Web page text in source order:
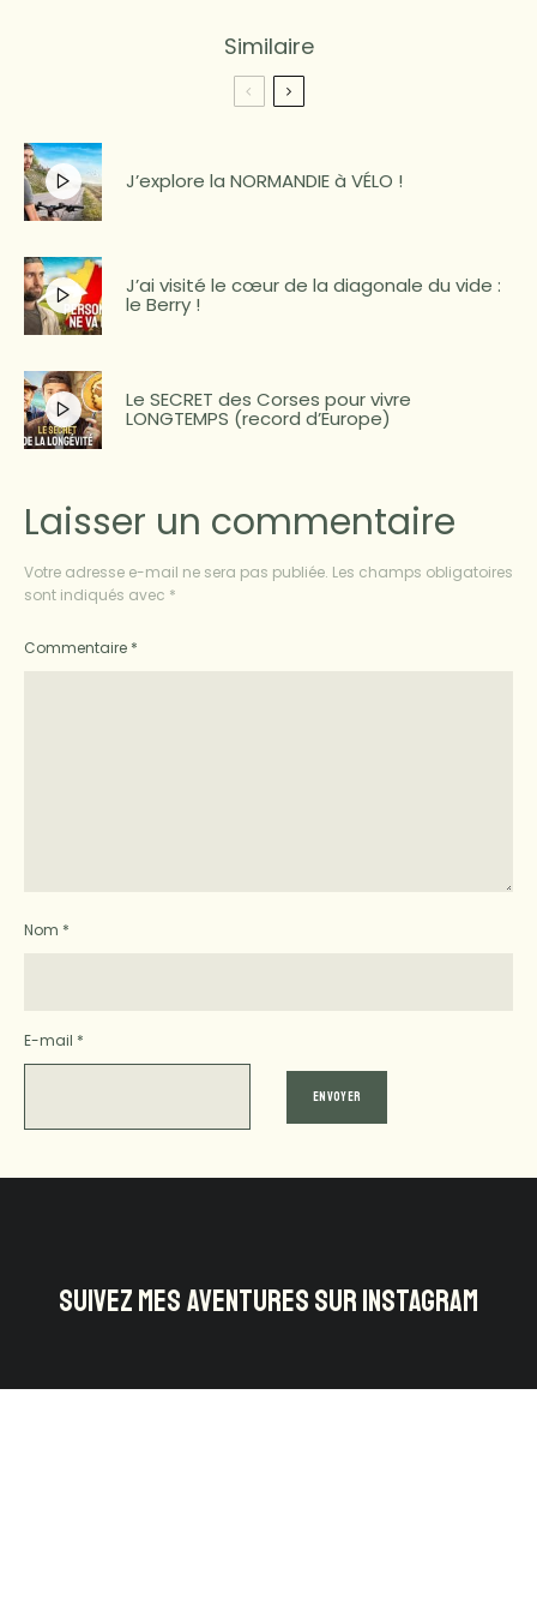
Similaire
J’explore la NORMANDIE à VÉLO !
J’ai visité le cœur de la diagonale du vide :
le Berry !
Le SECRET des Corses pour vivre
LONGTEMPS (record d’Europe)
Laisser un commentaire
Votre adresse e-mail ne sera pas publiée. Les champs obligatoires
sont indiqués avec *
Commentaire *
Nom *
E-mail *
SUIVEZ MES AVENTURES SUR INSTAGRAM